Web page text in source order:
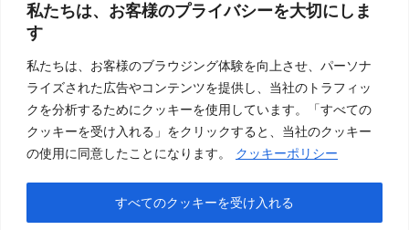
私たちは、お客様のプライバシーを大切にしま
す
私たちは、お客様のブラウジング体験を向上させ、パーソナ
ライズされた広告やコンテンツを提供し、当社のトラフィッ
クを分析するためにクッキーを使用しています。「すべての
クッキーを受け入れる」をクリックすると、当社のクッキー
の使用に同意したことになります。
クッキーポリシー
すべてのクッキーを受け入れる
情報セキュリティ方針／品質方針 個人情報保護方針
個人情報の取り扱いについて 特定個人情報基本方針